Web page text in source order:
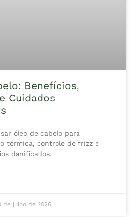
Benefícios,
Cuidados
óleo de cabelo para
térmica, controle de frizz e
danificados.
de julho de 2026